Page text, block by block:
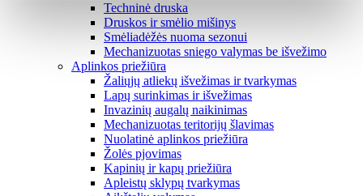
Techninė druska
Druskos ir smėlio mišinys
Smėliadėžės nuoma sezonui
Mechanizuotas sniego valymas be išvežimo
Aplinkos priežiūra
Žaliųjų atliekų išvežimas ir tvarkymas
Lapų surinkimas ir išvežimas
Invazinių augalų naikinimas
Mechanizuotas teritorijų šlavimas
Nuolatinė aplinkos priežiūra
Žolės pjovimas
Kapinių ir kapų priežiūra
Apleistų sklypų tvarkymas